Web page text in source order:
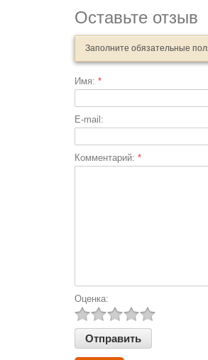
Оставьте отзыв
Заполните обязательные
Имя: *
E-mail:
Комментарий: *
Оценка: